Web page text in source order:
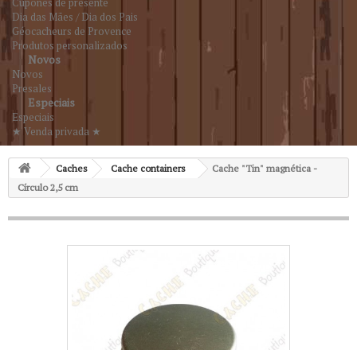
Dia das Mães / Dia dos Pais
Géocacheurs de Provence
Produtos personalizados
Novos
Novos
Presales
Especiais
Especiais
★ Venda privada ★
Caches Cache containers
Cache "Tin" magnética -
Círculo 2,5 cm